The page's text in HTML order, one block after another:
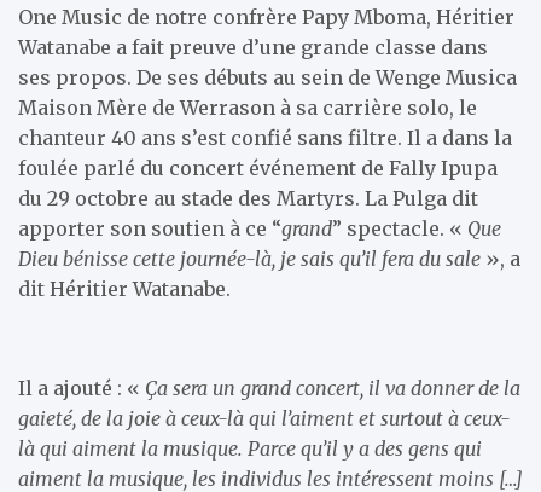
One Music de notre confrère Papy Mboma, Héritier
Watanabe a fait preuve d’une grande classe dans
ses propos. De ses débuts au sein de Wenge Musica
Maison Mère de Werrason à sa carrière solo, le
chanteur 40 ans s’est confié sans filtre. Il a dans la
foulée parlé du concert événement de Fally Ipupa
du 29 octobre au stade des Martyrs. La Pulga dit
apporter son soutien à ce “grand” spectacle. « Que
Dieu bénisse cette journée-là, je sais qu’il fera du sale », a
dit Héritier Watanabe.
Il a ajouté : « Ça sera un grand concert, il va donner de la
gaieté, de la joie à ceux-là qui l’aiment et surtout à ceux-
là qui aiment la musique. Parce qu’il y a des gens qui
aiment la musique, les individus les intéressent moins […]